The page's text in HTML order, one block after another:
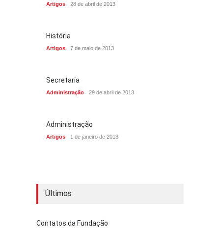
Artigos 28 de abril de 2013
História
Artigos 7 de maio de 2013
Secretaria
Administração 29 de abril de 2013
Administração
Artigos 1 de janeiro de 2013
Últimos
Contatos da Fundação